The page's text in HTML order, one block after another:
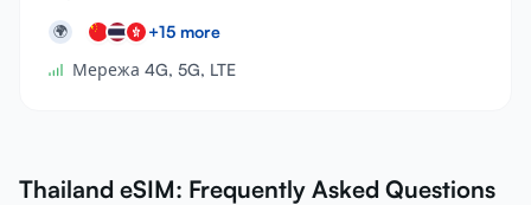
🌍 +15 more
Мережа 4G, 5G, LTE
Thailand eSIM: Frequently Asked Questions